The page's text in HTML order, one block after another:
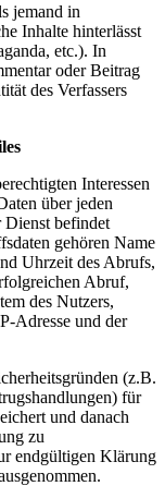
jemand in
Inhalte hinterlässt
etc.). In
oder Beitrag
des Verfassers
Interessen
über jeden
Dienst befindet
gehören Name
Uhrzeit des Abrufs,
Abruf,
des Nutzers,
Adresse und der
(z.B.
für
und danach
zu
endgültigen Klärung